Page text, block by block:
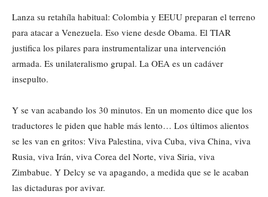
Lanza su retahíla habitual: Colombia y EEUU preparan el terreno
para atacar a Venezuela. Eso viene desde Obama. El TIAR
justifica los pilares para instrumentalizar una intervención
armada. Es unilateralismo grupal. La OEA es un cadáver
insepulto.
Y se van acabando los 30 minutos. En un momento dice que los
traductores le piden que hable más lento… Los últimos alientos
se les van en gritos: Viva Palestina, viva Cuba, viva China, viva
Rusia, viva Irán, viva Corea del Norte, viva Siria, viva
Zimbabue. Y Delcy se va apagando, a medida que se le acaban
las dictaduras por avivar.